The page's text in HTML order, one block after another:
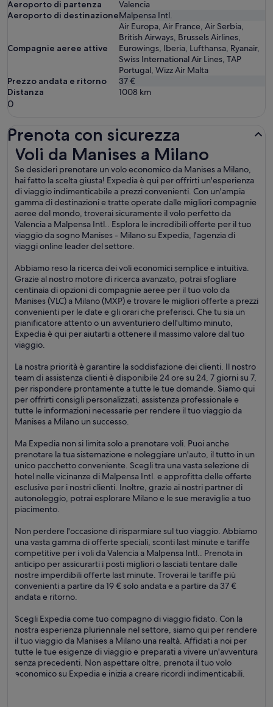
Aeroporto di partenza
Valencia
Aeroporto di destinazioneMalpensa Intl.
Compagnie aeree attive
Air Europa, Air France, Air Serbia,
British Airways, Brussels Airlines,
Eurowings, Iberia, Lufthansa, Ryanair,
Swiss International Air Lines, TAP
Portugal, Wizz Air Malta
Prezzo andata e ritorno
37 €
Distanza
1008 km
0
Prenota con sicurezza
Voli da Manises a Milano
Se desideri prenotare un volo economico da Manises a Milano,
hai fatto la scelta giusta! Expedia è qui per offrirti un'esperienza
di viaggio indimenticabile a prezzi convenienti. Con un'ampia
gamma di destinazioni e tratte operate dalle migliori compagnie
aeree del mondo, troverai sicuramente il volo perfetto da
Valencia a Malpensa Intl.. Esplora le incredibili offerte per il tuo
viaggio da sogno Manises - Milano su Expedia, l'agenzia di
viaggi online leader del settore.
Abbiamo reso la ricerca dei voli economici semplice e intuitiva.
Grazie al nostro motore di ricerca avanzato, potrai sfogliare
centinaia di opzioni di compagnie aeree per il tuo volo da
Manises (VLC) a Milano (MXP) e trovare le migliori offerte a prezzi
convenienti per le date e gli orari che preferisci. Che tu sia un
pianificatore attento o un avventuriero dell'ultimo minuto,
Expedia è qui per aiutarti a ottenere il massimo valore dal tuo
viaggio.
La nostra priorità è garantire la soddisfazione dei clienti. Il nostro
team di assistenza clienti è disponibile 24 ore su 24, 7 giorni su 7,
per rispondere prontamente a tutte le tue domande. Siamo qui
per offrirti consigli personalizzati, assistenza professionale e
tutte le informazioni necessarie per rendere il tuo viaggio da
Manises a Milano un successo.
Ma Expedia non si limita solo a prenotare voli. Puoi anche
prenotare la tua sistemazione e noleggiare un'auto, il tutto in un
unico pacchetto conveniente. Scegli tra una vasta selezione di
hotel nelle vicinanze di Malpensa Intl. e approfitta delle offerte
esclusive per i nostri clienti. Inoltre, grazie ai nostri partner di
autonoleggio, potrai esplorare Milano e le sue meraviglie a tuo
piacimento.
Non perdere l'occasione di risparmiare sul tuo viaggio. Abbiamo
una vasta gamma di offerte speciali, sconti last minute e tariffe
competitive per i voli da Valencia a Malpensa Intl.. Prenota in
anticipo per assicurarti i posti migliori o lasciati tentare dalle
nostre imperdibili offerte last minute. Troverai le tariffe più
convenienti a partire da 19 € solo andata e a partire da 37 €
andata e ritorno.
Scegli Expedia come tuo compagno di viaggio fidato. Con la
nostra esperienza pluriennale nel settore, siamo qui per rendere
il tuo viaggio da Manises a Milano una realtà. Affidati a noi per
tutte le tue esigenze di viaggio e preparati a vivere un'avventura
senza precedenti. Non aspettare oltre, prenota il tuo volo
economico su Expedia e inizia a creare ricordi indimenticabili.
Voli da Manises a Milano